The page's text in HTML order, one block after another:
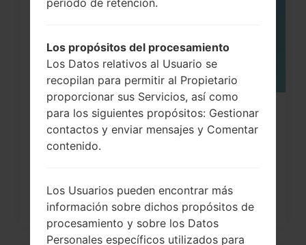
Cómo hacer Reinicio Completo en
LG G3, G4, G5 , G7...
período de retención.
Los propósitos del procesamiento
Los Datos relativos al Usuario se
recopilan para permitir al Propietario
proporcionar sus Servicios, así como
para los siguientes propósitos: Gestionar
contactos y enviar mensajes y Comentar
contenido.
Los Usuarios pueden encontrar más
información sobre dichos propósitos de
procesamiento y sobre los Datos
Personales específicos utilizados para